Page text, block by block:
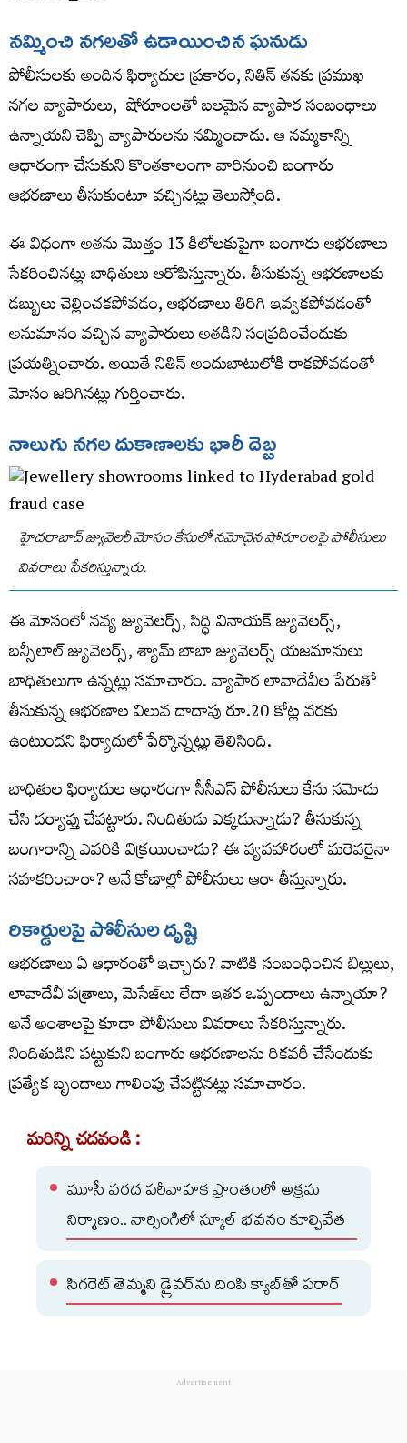
నమ్మించి నగలతో ఉడాయించిన ఘనుడు
పోలీసులకు అందిన ఫిర్యాదుల ప్రకారం, నితిన్‌ తనకు ప్రముఖ
నగల వ్యాపారులు, షోరూంలతో బలమైన వ్యాపార సంబంధాలు
ఉన్నాయని చెప్పి వ్యాపారులను నమ్మించాడు. ఆ నమ్మకాన్ని
ఆధారంగా చేసుకుని కొంతకాలంగా వారినుంచి బంగారు
ఆభరణాలు తీసుకుంటూ వచ్చినట్లు తెలుస్తోంది.
ఈ విధంగా అతను మొత్తం 13 కిలోలకుపైగా బంగారు ఆభరణాలు
సేకరించినట్లు బాధితులు ఆరోపిస్తున్నారు. తీసుకున్న ఆభరణాలకు
డబ్బులు చెల్లించకపోవడం, ఆభరణాలు తిరిగి ఇవ్వకపోవడంతో
అనుమానం వచ్చిన వ్యాపారులు అతడిని సంప్రదించేందుకు
ప్రయత్నించారు. అయితే నితిన్‌ అందుబాటులోకి రాకపోవడంతో
మోసం జరిగినట్లు గుర్తించారు.
నాలుగు నగల దుకాణాలకు భారీ దెబ్బ
హైదరాబాద్‌ జ్యువెలరీ మోసం కేసులో నమోదైన షోరూంలపై పోలీసులు
వివరాలు సేకరిస్తున్నారు.
ఈ మోసంలో నవ్య జ్యువెలర్స్‌, సిద్ధి వినాయక్‌ జ్యువెలర్స్‌,
బన్సీలాల్‌ జ్యువెలర్స్‌, శ్యామ్‌ బాబా జ్యువెలర్స్‌ యజమానులు
బాధితులుగా ఉన్నట్లు సమాచారం. వ్యాపార లావాదేవీల పేరుతో
తీసుకున్న ఆభరణాల విలువ దాదాపు రూ.20 కోట్ల వరకు
ఉంటుందని ఫిర్యాదులో పేర్కొన్నట్లు తెలిసింది.
బాధితుల ఫిర్యాదుల ఆధారంగా సీసీఎస్‌ పోలీసులు కేసు నమోదు
చేసి దర్యాప్తు చేపట్టారు. నిందితుడు ఎక్కడున్నాడు? తీసుకున్న
బంగారాన్ని ఎవరికి విక్రయించాడు? ఈ వ్యవహారంలో మరెవరైనా
సహకరించారా? అనే కోణాల్లో పోలీసులు ఆరా తీస్తున్నారు.
రికార్డులపైపోలీసులదృష్టి
ఆభరణాలు ఏ ఆధారంతో ఇచ్చారు? వాటికి సంబంధించిన బిల్లులు,
లావాదేవీ పత్రాలు, మెసేజ్‌లు లేదా ఇతర ఒప్పందాలు ఉన్నాయా?
అనే అంశాలపై కూడా పోలీసులు వివరాలు సేకరిస్తున్నారు.
నిందితుడిని పట్టుకుని బంగారు ఆభరణాలను రికవరీ చేసేందుకు
ప్రత్యేక బృందాలు గాలింపు చేపట్టినట్లు సమాచారం.
మరిన్ని చదవండి :
మూసీ వరద పరీవాహక ప్రాంతంలో అక్రమ
నిర్మాణం.. నార్సింగిలో స్కూల్‌ భవనం కూల్చివేత
సిగరెట్‌ తెమ్మని డ్రైవర్‌ను దింపి క్యాబ్‌తో పరార్‌